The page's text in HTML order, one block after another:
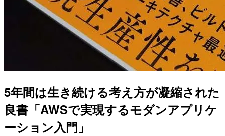
5年間は生き続ける考え方が凝縮された
良書「AWSで実現するモダンアプリケ
ーション入門」